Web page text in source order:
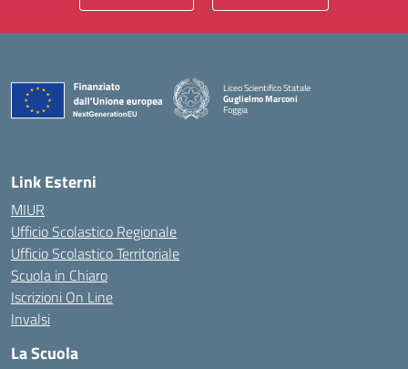
Liceo Scientifico Statale
Guglielmo Marconi
Foggia
— Visita la pagina iniziale della scuola
Link Esterni
MIUR
Ufficio Scolastico Regionale
Ufficio Scolastico Territoriale
Scuola in Chiaro
Iscrizioni On Line
Invalsi
La Scuola